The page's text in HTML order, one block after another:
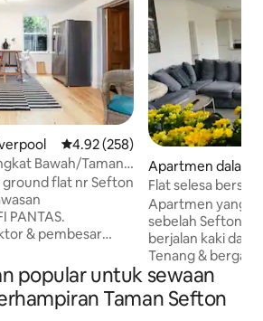
Penarafan purata 4.92 daripada
4.92 (258)
Bawah/Taman
flat nr Sefton
PANTAS.
& pembesar
kaki, dengan
Dapur dengan
gelombang
Apartmen dalam
Flat selesa
letak kenderaan
Apartmen yang
sebelah Sefton
berjalan kaki dari
Tenang &
pantas,
dapur lengkap
nespresso. Dua
popular untuk sewaan
Taman Sefton